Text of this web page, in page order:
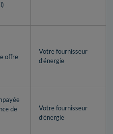
offre
Votre fournisseur
d’énergie
de
Votre fournisseur
d’énergie